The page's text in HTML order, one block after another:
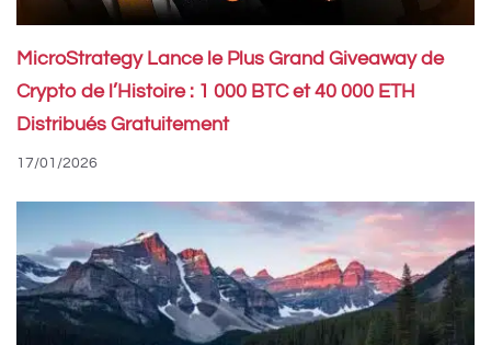
MicroStrategy Lance le Plus Grand Giveaway de
Crypto de l’Histoire : 1 000 BTC et 40 000 ETH
Distribués Gratuitement
17/01/2026